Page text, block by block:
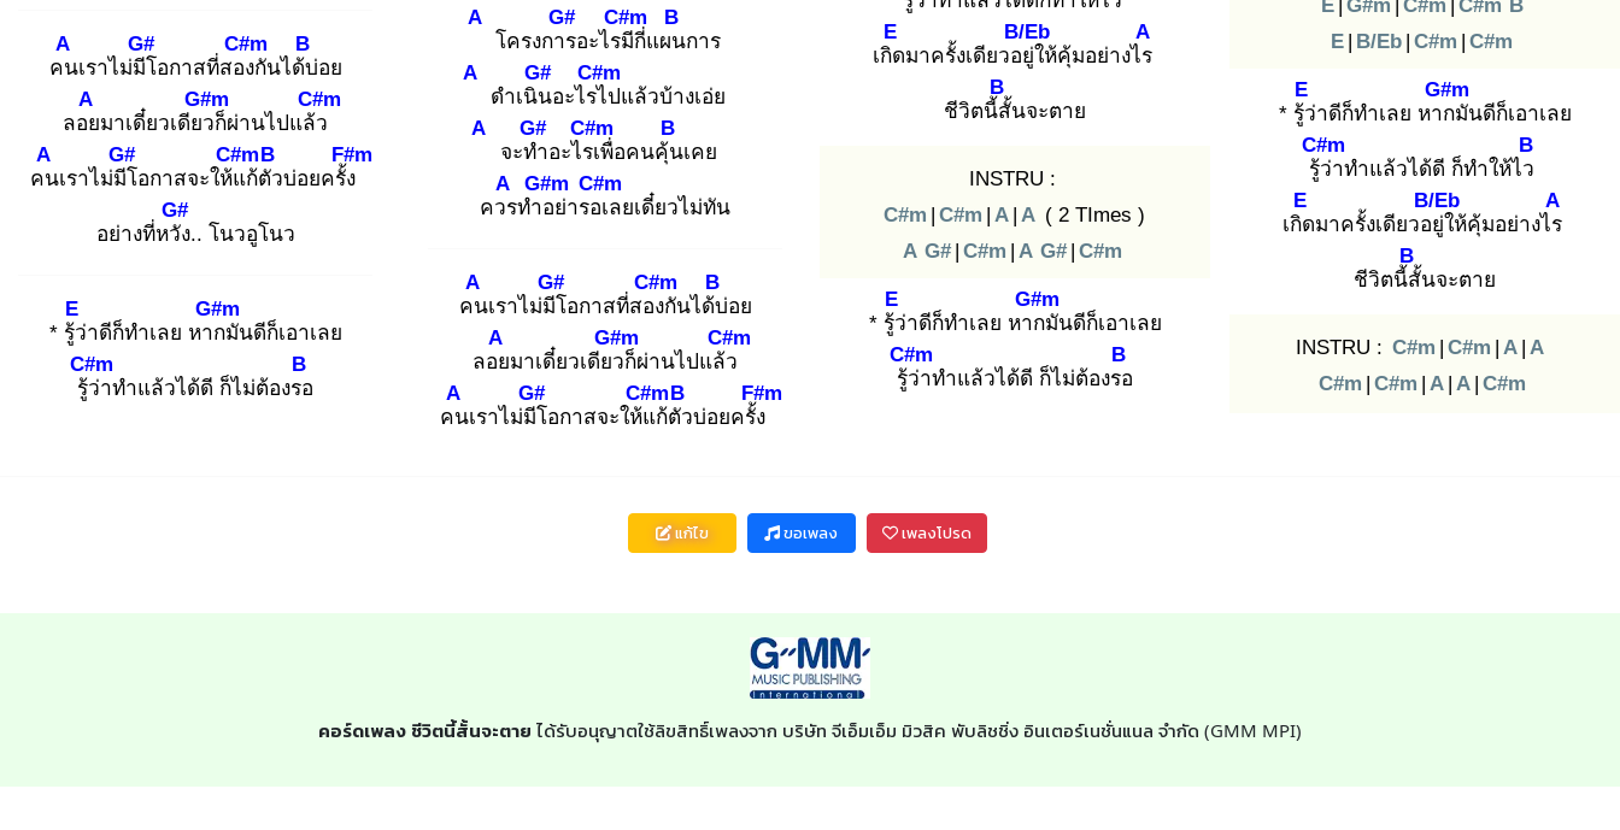
คน
A
เราไม่มีโ
G#
อกาสที่สอง
C#m
กันได้บ่
B
อย
ลอย
A
มาเดี๋ยวเดียว
G#m
ก็ผ่านไปแล้ว
C#m
คน
A
เราไม่มีโ
G#
อกาสจะให้แ
C#m
ก้ตัว
B
บ่อยครั้ง
F#m
อย่างที่หวัง
G#
.. โนวอูโนว
* รู้ว่
E
าดีก็ทำเลย หาก
G#m
มันดีก็เอาเลย
รู้ว่
C#m
าทำแล้วได้ดี ก็ไม่ต้องรอ
B
A
โครงการ
G#
อะไรมี
C#m
กี่แผน
B
การ
A
ดำเนิน
G#
อะไรไ
C#m
ปแล้วบ้างเอ่ย
A
จะทำ
G#
อะไรเ
C#m
พื่อคนคุ้น
B
เคย
ควร
A
ทำอ
G#m
ย่ารอเ
C#m
ลยเดี๋ยวไม่ทัน
คน
A
เราไม่มีโ
G#
อกาสที่สอง
C#m
กันได้บ่
B
อย
ลอย
A
มาเดี๋ยวเดียว
G#m
ก็ผ่านไปแล้ว
C#m
คน
A
เราไม่มีโ
G#
อกาสจะให้แ
C#m
ก้ตัว
B
บ่อยครั้ง
F#m
เกิด
E
มาครั้งเดียวอยู่
B/Eb
ให้คุ้มอย่างไร
A
ชีวิตนี้สั้
B
นจะตาย
INSTRU :
C#m | C#m | A | A ( 2 TImes )
A G# | C#m | A G# | C#m
* รู้ว่
E
าดีก็ทำเลย หาก
G#m
มันดีก็เอาเลย
รู้ว่
C#m
าทำแล้วได้ดี ก็ไม่ต้องรอ
B
E | G#m | C#m | C#m B
E | B/Eb | C#m | C#m
* รู้ว่
E
าดีก็ทำเลย หาก
G#m
มันดีก็เอาเลย
รู้ว่
C#m
าทำแล้วได้ดี ก็ทำให้ไว
B
เกิด
E
มาครั้งเดียวอยู่
B/Eb
ให้คุ้มอย่างไร
A
ชีวิตนี้สั้
B
นจะตาย
INSTRU : C#m | C#m | A | A
C#m | C#m | A | A | C#m
แก้ไข ขอเพลง เพลงโปรด
คอร์ดเพลง ชีวิตนี้สั้นจะตาย ได้รับอนุญาตใช้ลิขสิทธิ์เพลงจาก บริษัท จีเอ็มเอ็ม มิวสิค พับลิชชิ่ง อินเตอร์เนชั่นแนล จำกัด (GMM MPI)